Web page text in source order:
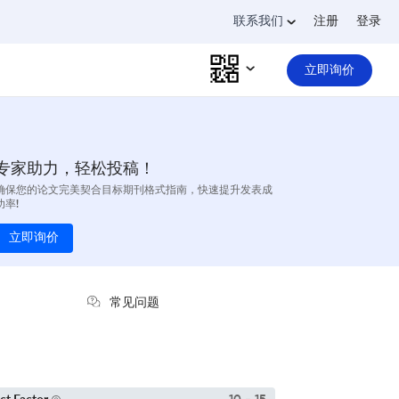
联系我们 注册 登录
立即询价
家助力，轻松投稿！
保您的论文完美契合目标期刊格式指南，快速提升发表成
率!
立即询价
常见问题